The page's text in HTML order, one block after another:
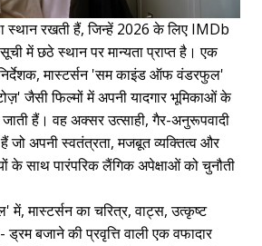
स्थान रखती हैं, जिन्हें 2026 के लिए IMDb
में छठे स्थान पर मान्यता प्राप्त है। एक
मास्टर्सन 'सम काइंड ऑफ वंडरफुल'
जैसी फिल्मों में अपनी यादगार भूमिकाओं के
हैं। वह अक्सर उत्साही, गैर-अनुरूपवादी
जो अपनी स्वतंत्रता, मजबूत व्यक्तित्व और
के साथ पारंपरिक लैंगिक अपेक्षाओं को चुनौती
मास्टर्सन का चरित्र, वाट्स, उत्कृष्ट
ड्रम बजाने की प्रवृत्ति वाली एक वफादार